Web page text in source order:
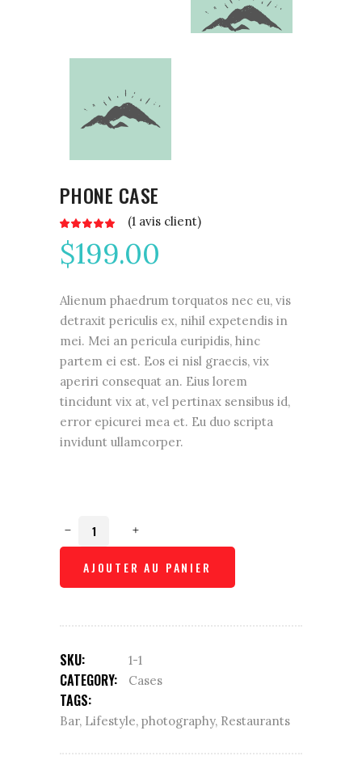
PHONE CASE
Noté
sur 5
basé
sur
notation
(1 avis client)
$199.00
Alienum phaedrum torquatos nec eu, vis
detraxit periculis ex, nihil expetendis in
mei. Mei an pericula euripidis, hinc
partem ei est. Eos ei nisl graecis, vix
aperiri consequat an. Eius lorem
tincidunt vix at, vel pertinax sensibus id,
error epicurei mea et. Eu duo scripta
invidunt ullamcorper.
Phone
case
quantity
AJOUTER AU PANIER
SKU: 1-1
CATEGORY: Cases
TAGS:
Bar, Lifestyle, photography, Restaurants